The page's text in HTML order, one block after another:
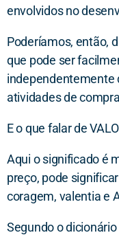
envolvidos no
Poderíamos, então,
que pode ser
independentemente
atividades de
E o que falar de
Aqui o significado é
preço, pode
coragem, valentia e
Segundo o